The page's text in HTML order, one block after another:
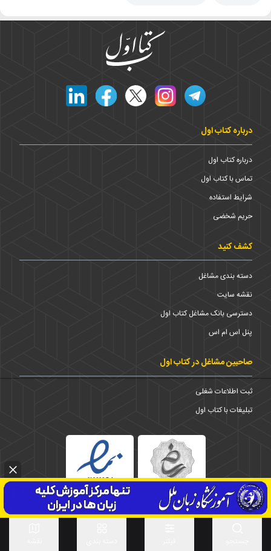
درباره کتاب اول
درباره کتاب اول
تماس با کتاب اول
شرایط استفاده
حریم شخضی
کشف کنید
دسته بندی مشاغل
نقشه سایت
دسترسی بانک مشاغل کتاب اول
پنل اس ام اس
صاحبین مشاغل در کتاب اول
ثبت اطلاعات شغلی
تبلیغات با کتاب اول